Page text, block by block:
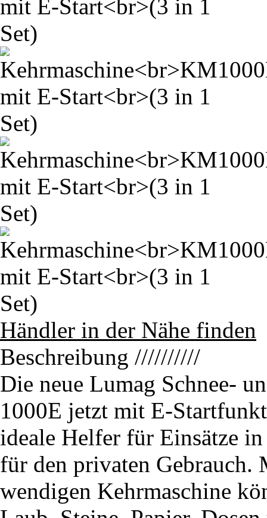
Händler in der Nähe finden
Beschreibung //////////
Die neue Lumag Schnee-
1000E jetzt mit E-
ideale Helfer für Einsätze
für den privaten Gebrauch.
wendigen Kehrmaschine